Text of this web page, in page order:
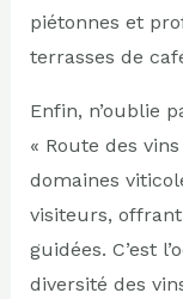
piétonnes et
terrasses de
Enfin, n’oublie
« Route des
domaines
visiteurs,
guidées. C’est
diversité des